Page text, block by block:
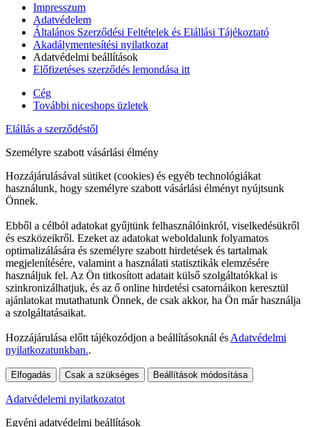
Impresszum
Adatvédelem
Általános Szerződési Feltételek és Elállási Tájékoztató
Akadálymentesítési nyilatkozat
Adatvédelmi beállítások
Előfizetéses szerződés lemondása itt
Cég
További niceshops üzletek
Elállás a szerződéstől
Személyre szabott vásárlási élmény
Hozzájárulásával sütiket (cookies) és egyéb technológiákat
használunk, hogy személyre szabott vásárlási élményt nyújtsunk
Önnek.
Ebből a célból adatokat gyűjtünk felhasználóinkról, viselkedésükről
és eszközeikről. Ezeket az adatokat weboldalunk folyamatos
optimalizálására és személyre szabott hirdetések és tartalmak
megjelenítésére, valamint a használati statisztikák elemzésére
használjuk fel. Az Ön titkosított adatait külső szolgáltatókkal is
szinkronizálhatjuk, és az ő online hirdetési csatornáikon keresztül
ajánlatokat mutathatunk Önnek, de csak akkor, ha Ön már használja
a szolgáltatásaikat.
Hozzájárulása előtt tájékozódjon a beállításoknál és Adatvédelmi
nyilatkozatunkban..
Elfogadás Csak a szükséges Beállítások módosítása
Adatvédelemi nyilatkozatot
Egyéni adatvédelmi beállítások